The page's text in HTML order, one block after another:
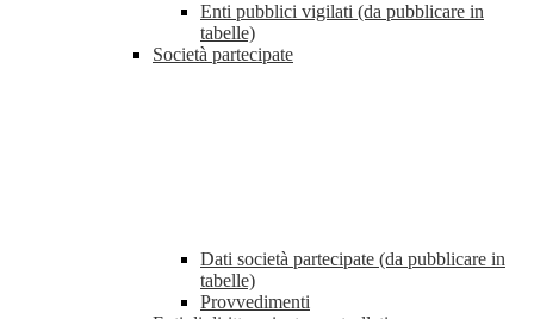
Enti pubblici vigilati (da pubblicare in
tabelle)
Società partecipate
Dati società partecipate (da pubblicare in
tabelle)
Provvedimenti